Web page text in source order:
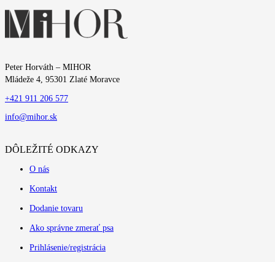
Peter Horváth – MIHOR
Mládeže 4, 95301 Zlaté Moravce
+421 911 206 577
info@mihor.sk
DÔLEŽITÉ ODKAZY
O nás
Kontakt
Dodanie tovaru
Ako správne zmerať psa
Prihlásenie/registrácia